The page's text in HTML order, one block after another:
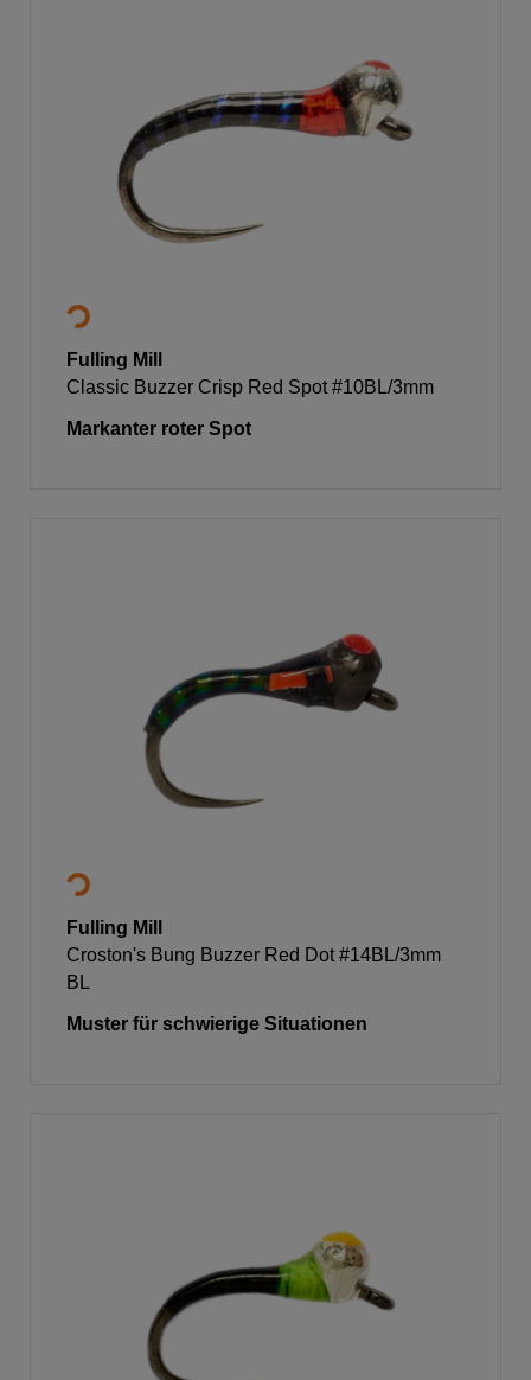
Fulling Mill
Classic Buzzer Crisp Red Spot #10BL/3mm
Markanter roter Spot
Fulling Mill
Croston's Bung Buzzer Red Dot #14BL/3mm
BL
Muster für schwierige Situationen